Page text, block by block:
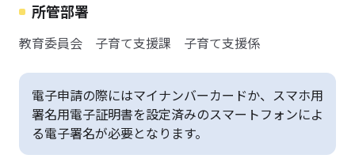
所管部署
教育委員会 子育て支援課 子育て支援係
電子申請の際にはマイナンバーカードか、スマホ用
署名用電子証明書を設定済みのスマートフォンによ
る電子署名が必要となります。